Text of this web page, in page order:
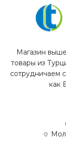
Магазин
товары из
сотрудничаем
как